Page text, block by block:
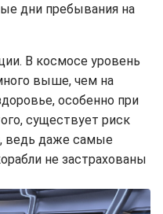
дни пребывания на
В космосе уровень
выше, чем на
особенно при
существует риск
ведь даже самые
не застрахованы